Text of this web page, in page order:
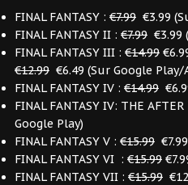
FINAL FANTASY : €7.99 €3.99
FINAL FANTASY II : €7.99 €3.99
FINAL FANTASY III : €14.99
€12.99 €6.49 (Sur Google Play/
FINAL FANTASY IV : €14.99
FINAL FANTASY IV: THE AFTER
Google Play)
FINAL FANTASY V : €15.99
FINAL FANTASY VI : €15.99
FINAL FANTASY VII : €15.99